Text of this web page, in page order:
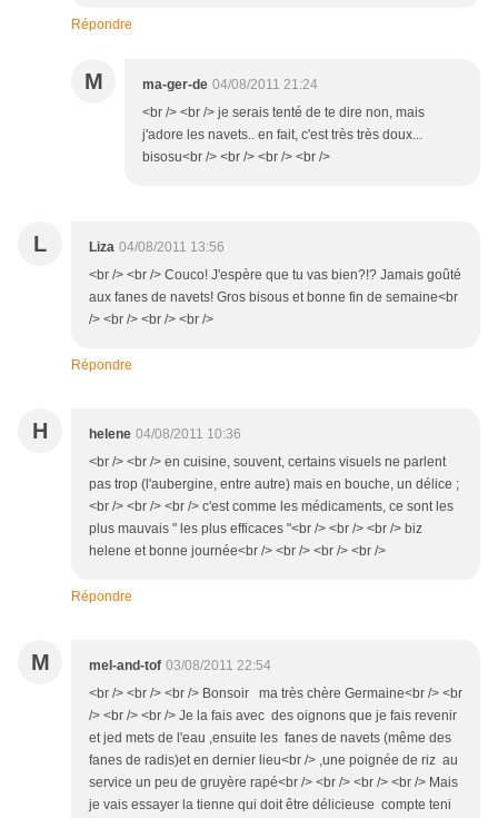
Répondre
M ma-ger-de 04/08/2011 21:24
<br /> <br /> je serais tenté de te dire non, mais
j'adore les navets.. en fait, c'est très très doux...
bisosu<br /> <br /> <br /> <br />
L Liza 04/08/2011 13:56
<br /> <br /> Couco! J'espère que tu vas bien?!? Jamais goûté
aux fanes de navets! Gros bisous et bonne fin de semaine<br
/> <br /> <br /> <br />
Répondre
H helene 04/08/2011 10:36
<br /> <br /> en cuisine, souvent, certains visuels ne parlent
pas trop (l'aubergine, entre autre) mais en bouche, un délice ;
<br /> <br /> <br /> c'est comme les médicaments, ce sont les
plus mauvais " les plus efficaces "<br /> <br /> <br /> biz
helene et bonne journée<br /> <br /> <br /> <br />
Répondre
M mel-and-tof 03/08/2011 22:54
<br /> <br /> <br /> Bonsoir ma très chère Germaine<br /> <br
/> <br /> <br /> Je la fais avec des oignons que je fais revenir
et jed mets de l'eau ,ensuite les fanes de navets (même des
fanes de radis)et en dernier lieu<br /> ,une poignée de riz au
service un peu de gruyère rapé<br /> <br /> <br /> <br /> Mais
je vais essayer la tienne qui doit être délicieuse compte teni